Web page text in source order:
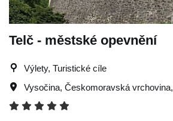
Telč - městské opevnění
Výlety, Turistické cíle
Vysočina, Českomoravská vrchovina,